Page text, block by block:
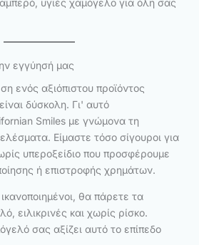
εγγύησή μας
ενός αξιόπιστου προϊόντος
δύσκολη. Γι' αυτό
Smiles με γνώμονα τη
Είμαστε τόσο σίγουροι για
υπεροξείδιο που προσφέρουμε
ή επιστροφής χρημάτων.
θα πάρετε τα
ειλικρινές και χωρίς ρίσκο.
σας αξίζει αυτό το επίπεδο